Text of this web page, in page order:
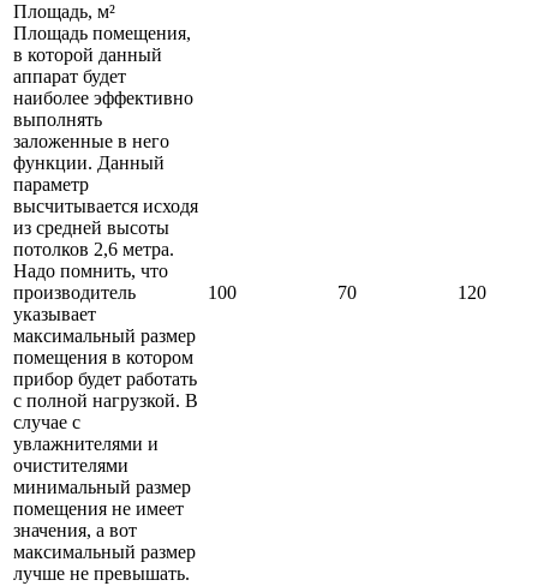
Площадь, м²
Площадь помещения,
в которой данный
аппарат будет
наиболее эффективно
выполнять
заложенные в него
функции. Данный
параметр
высчитывается исходя
из средней высоты
потолков 2,6 метра.
Надо помнить, что
производитель
указывает
максимальный размер
помещения в котором
прибор будет работать
с полной нагрузкой. В
случае с
увлажнителями и
очистителями
минимальный размер
помещения не имеет
значения, а вот
максимальный размер
лучше не превышать.
100 70 120